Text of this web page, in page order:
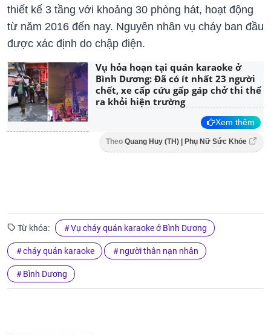
thiết kế 3 tầng với khoảng 30 phòng hát, hoạt động
từ năm 2016 đến nay. Nguyên nhân vụ cháy ban đầu
được xác định do chập điện.
Vụ hỏa hoạn tại quán karaoke ở
Bình Dương: Đã có ít nhất 23 người
chết, xe cấp cứu gấp gáp chở thi thể
ra khỏi hiện trường
Xem thêm
Theo Quang Huy (TH) | Phụ Nữ Sức Khỏe
Từ khóa: Vụ cháy quán karaoke ở Bình Dương
cháy quán karaoke người thân nạn nhân
Bình Dương